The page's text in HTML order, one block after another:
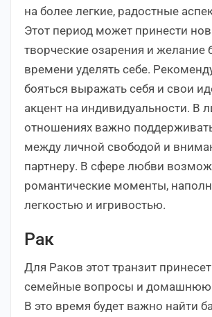
на более легкие, радостные
Этот период может принести
творческие озарения и желание
времени уделять себе.
бояться выражать себя и свои
акцент на индивидуальности. В
отношениях важно
между личной свободой и
партнеру. В сфере любви
романтические моменты,
легкостью и игривостью.
Рак
Для Раков этот транзит
семейные вопросы и домашнюю
В это время будет важно найти